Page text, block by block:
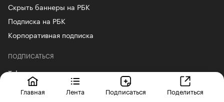
Скрыть баннеры на РБК
Подписка на РБК
Корпоративная подписка
ПОДПИСАТЬСЯ
Telegram
ВКонтакте
Главная Лента Подписаться Поделиться